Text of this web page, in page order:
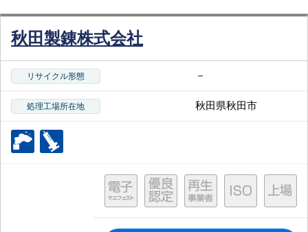
秋田製錬株式会社
リサイクル形態 －
処理工場所在地 秋田県秋田市